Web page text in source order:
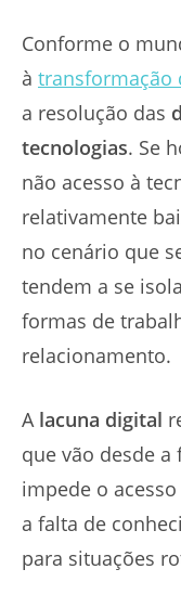
Conforme o
à transformação
a resolução das
tecnologias. Se
não acesso à
relativamente
no cenário que
tendem a se
formas de
relacionamento.
Alacuna digital
que vão desde
impede o
a falta de
para situações